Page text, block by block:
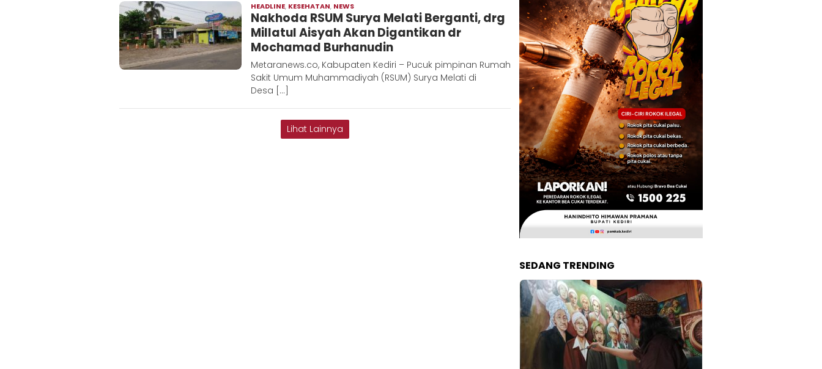
HEADLINE, KESEHATAN, NEWS
Hadi
Nakhoda RSUM Surya Melati Berganti, drg
Millatul Aisyah Akan Digantikan dr
Mochamad Burhanudin
Metaranews.co, Kabupaten Kediri – Pucuk pimpinan Rumah
Sakit Umum Muhammadiyah (RSUM) Surya Melati di
Desa […]
Lihat Lainnya
SEDANG TRENDING